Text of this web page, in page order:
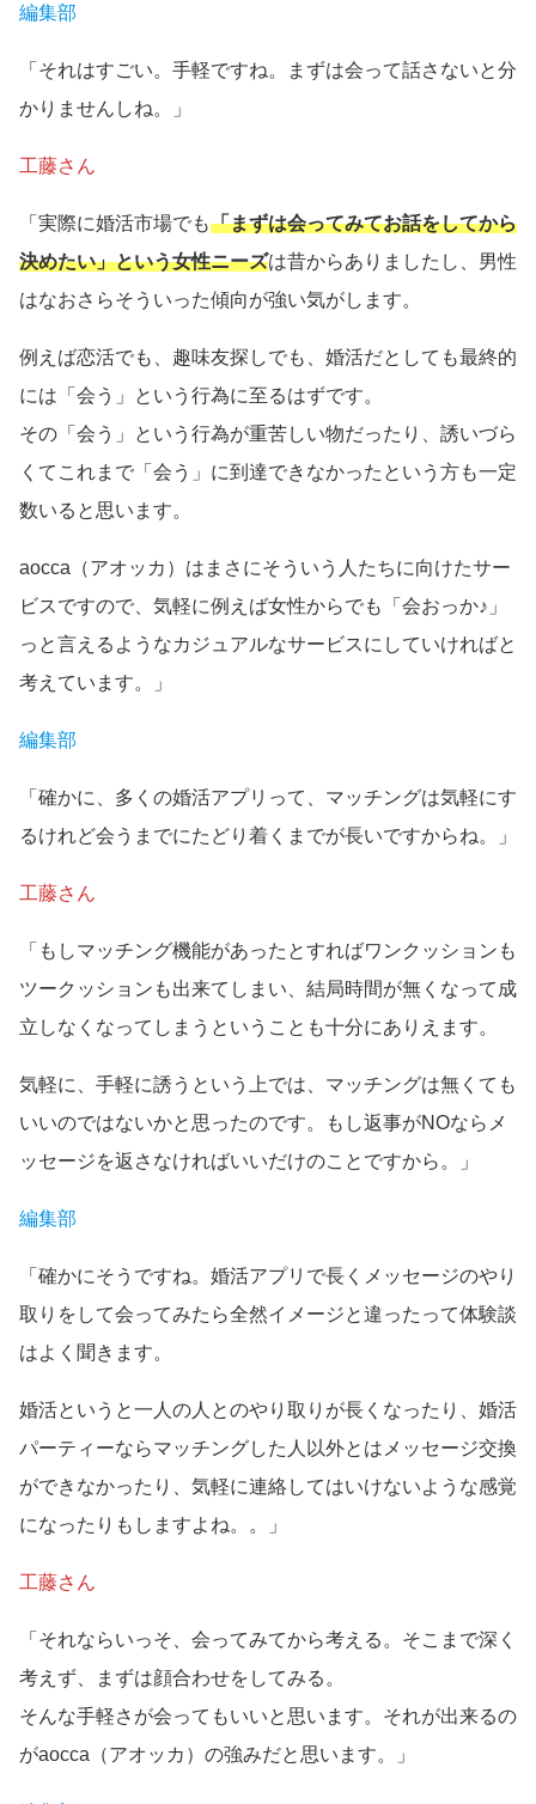
編集部
「それはすごい。手軽ですね。まずは会って話さないと分
かりませんしね。」
工藤さん
「実際に婚活市場でも「まずは会ってみてお話をしてから
決めたい」という女性ニーズは昔からありましたし、男性
はなおさらそういった傾向が強い気がします。
例えば恋活でも、趣味友探しでも、婚活だとしても最終的
には「会う」という行為に至るはずです。
その「会う」という行為が重苦しい物だったり、誘いづら
くてこれまで「会う」に到達できなかったという方も一定
数いると思います。
aocca（アオッカ）はまさにそういう人たちに向けたサー
ビスですので、気軽に例えば女性からでも「会おっか♪」
っと言えるようなカジュアルなサービスにしていければと
考えています。」
編集部
「確かに、多くの婚活アプリって、マッチングは気軽にす
るけれど会うまでにたどり着くまでが長いですからね。」
工藤さん
「もしマッチング機能があったとすればワンクッションも
ツークッションも出来てしまい、結局時間が無くなって成
立しなくなってしまうということも十分にありえます。
気軽に、手軽に誘うという上では、マッチングは無くても
いいのではないかと思ったのです。もし返事がNOならメ
ッセージを返さなければいいだけのことですから。」
編集部
「確かにそうですね。婚活アプリで長くメッセージのやり
取りをして会ってみたら全然イメージと違ったって体験談
はよく聞きます。
婚活というと一人の人とのやり取りが長くなったり、婚活
パーティーならマッチングした人以外とはメッセージ交換
ができなかったり、気軽に連絡してはいけないような感覚
になったりもしますよね。。」
工藤さん
「それならいっそ、会ってみてから考える。そこまで深く
考えず、まずは顔合わせをしてみる。
そんな手軽さが会ってもいいと思います。それが出来るの
がaocca（アオッカ）の強みだと思います。」